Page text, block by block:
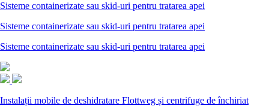
Sisteme containerizate sau skid-uri pentru tratarea apei
Sisteme containerizate sau skid-uri pentru tratarea apei
Sisteme containerizate sau skid-uri pentru tratarea apei
Instalații mobile de deshidratare Flottweg și centrifuge de închiriat